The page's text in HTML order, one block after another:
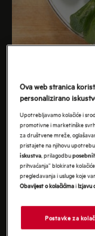
METHOD
Cut bread into
yet, dry it slowly
Take off the
cut it into small
Ova web stranica
personalizirano
Upotrebljavamo kolačiće i
promotivne i marketinške
za društvene mreže,
pristajete na njihovu
iskustva, prilagodbu
prihvaćanja” blokirate
pregledavanja i usluge koje
Obavijest o kolačićimaiIzjavu
Postavke za